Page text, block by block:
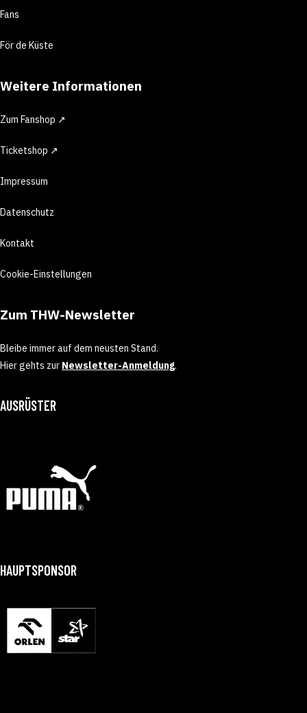
Fans
För de Küste
Weitere Informationen
Zum Fanshop ↗
Ticketshop ↗
Impressum
Datenschutz
Kontakt
Cookie-Einstellungen
Zum THW-Newsletter
Bleibe immer auf dem neusten Stand.
Hier gehts zur Newsletter-Anmeldung.
AUSRÜSTER
HAUPTSPONSOR